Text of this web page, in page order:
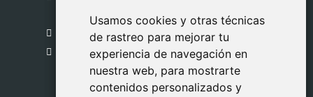
Usamos cookies y otras técnicas
de rastreo para mejorar tu
experiencia de navegación en
nuestra web, para mostrarte
contenidos personalizados y
Usamos cookies y otras técnicas
de rastreo para mejorar tu
experiencia de navegación en
nuestra web, para mostrarte
contenidos personalizados y
Madrid
918 459 877
Lunes a Viernes
09:00 - 13:00